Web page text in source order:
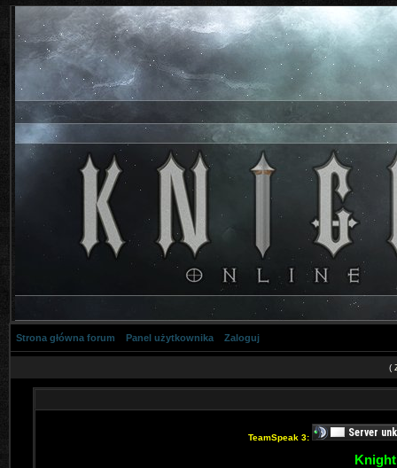
Strona główna forum Panel użytkownika Zaloguj
(
TeamSpeak 3: